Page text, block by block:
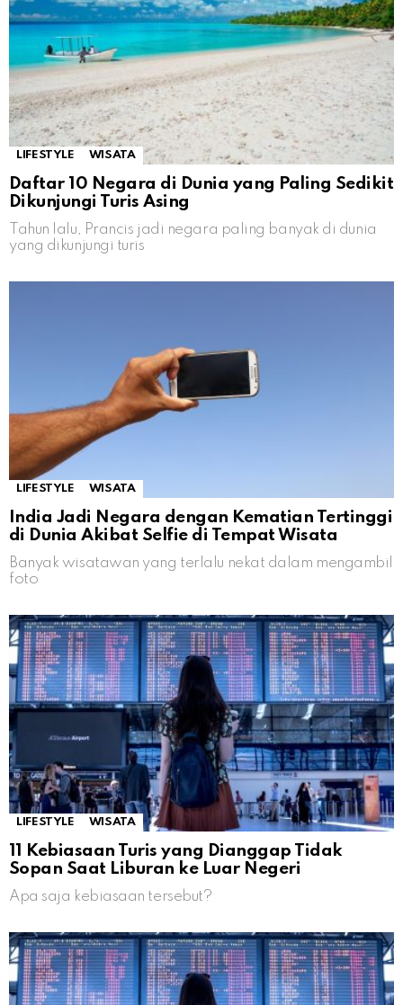
LIFESTYLE WISATA
Daftar 10 Negara di Dunia yang Paling Sedikit
Dikunjungi Turis Asing
Tahun lalu, Prancis jadi negara paling banyak di dunia
yang dikunjungi turis
LIFESTYLE WISATA
India Jadi Negara dengan Kematian Tertinggi
di Dunia Akibat Selfie di Tempat Wisata
Banyak wisatawan yang terlalu nekat dalam mengambil
foto
LIFESTYLE WISATA
11 Kebiasaan Turis yang Dianggap Tidak
Sopan Saat Liburan ke Luar Negeri
Apa saja kebiasaan tersebut?